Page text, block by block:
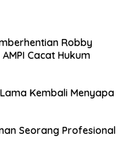
Robby
Cacat Hukum
Kembali Menyapa
Seorang Profesional